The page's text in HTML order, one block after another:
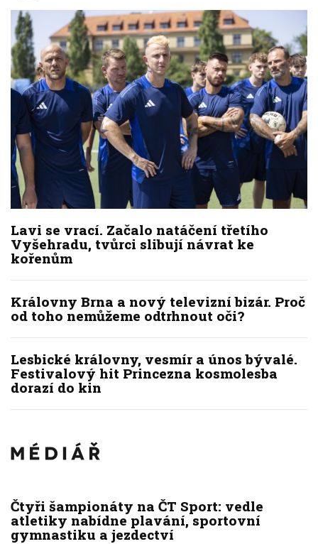
Lavi se vrací. Začalo natáčení třetího
Vyšehradu, tvůrci slibují návrat ke
kořenům
Královny Brna a nový televizní bizár. Proč
od toho nemůžeme odtrhnout oči?
Lesbické královny, vesmír a únos bývalé.
Festivalový hit Princezna kosmolesba
dorazí do kin
Čtyři šampionáty na ČT Sport: vedle
atletiky nabídne plavání, sportovní
gymnastiku a jezdectví